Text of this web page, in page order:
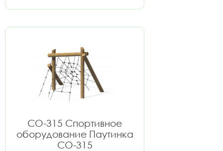
СО-315 Спортивное
оборудование Паутинка
СО-315